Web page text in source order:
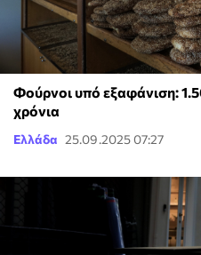
Φούρνοι υπό εξαφάνιση:
χρόνια
Ελλάδα 25.09.2025 07:27